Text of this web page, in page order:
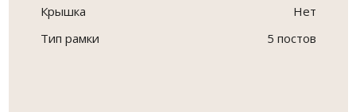
Крышка
Нет
Тип рамки
5 постов